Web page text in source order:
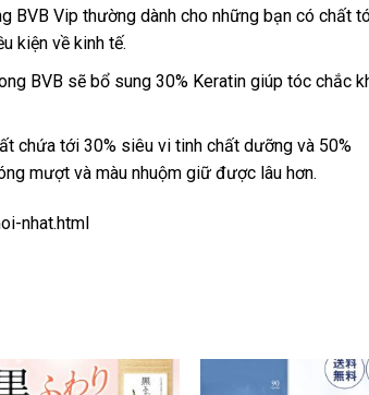
BVB Vip thường dành cho những bạn có chất
kiện về kinh tế.
BVB sẽ bổ sung 30% Keratin giúp tóc chắc
chứa tới 30% siêu vi tinh chất dưỡng và 50%
mượt và màu nhuộm giữ được lâu hơn.
nhat.html